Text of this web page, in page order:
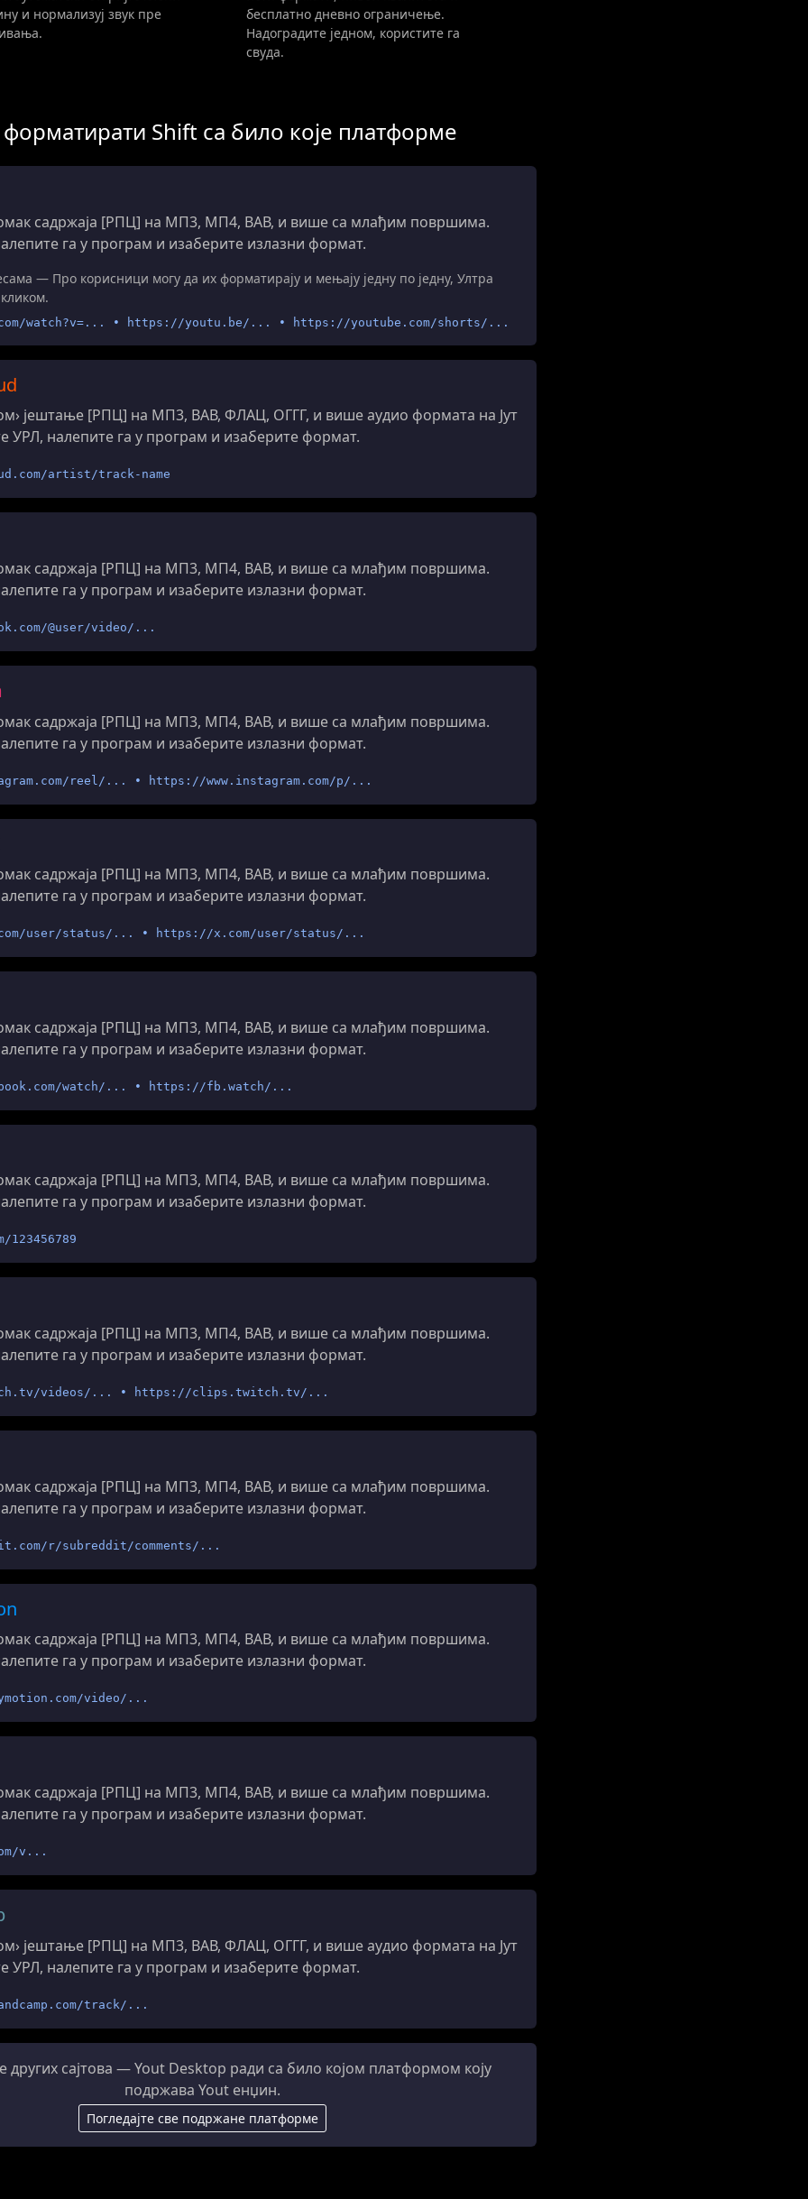
и нормализуј звук пре
бесплатно дневно ограничење.
Надоградите једном, користите га
свуда.
Shift са било које платформе
садржаја [РПЦ] на МП3, МП4, ВАВ, и више са млађим површима.
га у програм и изаберите излазни формат.
— Про корисници могу да их форматирају и мењају једну по једну, Ултра
watch?v=... • https://youtu.be/... • https://youtube.com/shorts/...
јештање [РПЦ] на МП3, ВАВ, ФЛАЦ, ОГГГ, и више аудио формата на Јут
УРЛ, налепите га у програм и изаберите формат.
artist/track-name
садржаја [РПЦ] на МП3, МП4, ВАВ, и више са млађим површима.
га у програм и изаберите излазни формат.
@user/video/...
садржаја [РПЦ] на МП3, МП4, ВАВ, и више са млађим површима.
га у програм и изаберите излазни формат.
reel/... • https://www.instagram.com/p/...
садржаја [РПЦ] на МП3, МП4, ВАВ, и више са млађим површима.
га у програм и изаберите излазни формат.
user/status/... • https://x.com/user/status/...
садржаја [РПЦ] на МП3, МП4, ВАВ, и више са млађим површима.
га у програм и изаберите излазни формат.
watch/... • https://fb.watch/...
садржаја [РПЦ] на МП3, МП4, ВАВ, и више са млађим површима.
га у програм и изаберите излазни формат.
садржаја [РПЦ] на МП3, МП4, ВАВ, и више са млађим површима.
га у програм и изаберите излазни формат.
videos/... • https://clips.twitch.tv/...
садржаја [РПЦ] на МП3, МП4, ВАВ, и више са млађим површима.
га у програм и изаберите излазни формат.
r/subreddit/comments/...
садржаја [РПЦ] на МП3, МП4, ВАВ, и више са млађим површима.
га у програм и изаберите излазни формат.
video/...
садржаја [РПЦ] на МП3, МП4, ВАВ, и више са млађим површима.
га у програм и изаберите излазни формат.
v...
јештање [РПЦ] на МП3, ВАВ, ФЛАЦ, ОГГГ, и више аудио формата на Јут
УРЛ, налепите га у програм и изаберите формат.
track/...
других сајтова — Yout Desktop ради са било којом платформом коју
подржава Yout енџин.
Погледајте све подржане платформе